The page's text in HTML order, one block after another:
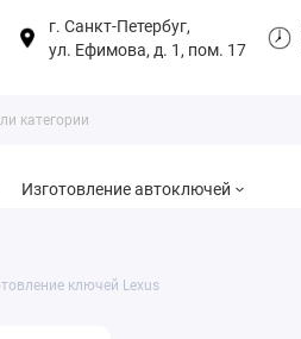
г. Санкт-Петербуг,
ул. Ефимова, д. 1, пом. 17
Изготовление автоключей
ключей Lexus